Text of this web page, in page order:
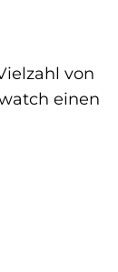
von
einen